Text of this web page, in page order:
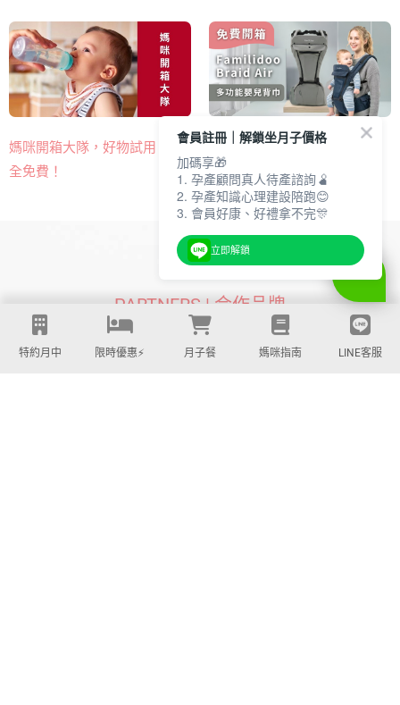
媽咪開箱大隊，好物試用，完
全免費！
熱門多功能嬰兒背巾​，免費開
箱申請！
PARTNERS | 合作品牌
特約月中 限時優惠⚡️ 月子餐 媽咪指南 LINE客服
會員註冊｜解鎖坐月子價格
加碼享🎁
1. 孕產顧問真人待產諮詢🫄
2. 孕產知識心理建設陪跑😊
3. 會員好康、好禮拿不完🎊
立即解鎖